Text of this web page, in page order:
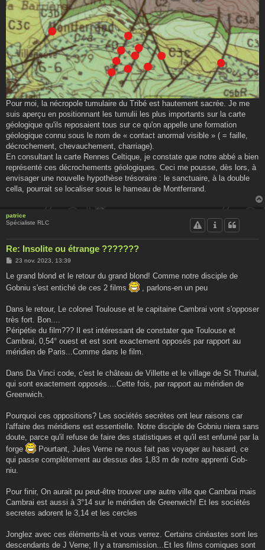
Pour moi, la nécropole tumulaire du Tribé est hautement sacrée. Je me
suis aperçu en positionnant les tumulii les plus importants sur la carte
géologique qu'ils reposaient tous sur ce qu'on appelle une formation
géologique connu sous le nom de « contact anormal visible » ( = faille,
décrochement, chevauchement, charriage).
En consultant la carte Rennes Celtique, je constate que notre abbé a bien
représenté ces décrochements géologiques. Ceci me pousse, dès lors, à
envisager une nouvelle hypothèse trésoraire : le sanctuaire, à la double
cella, pourrait se localiser sous le hameau de Montferrand.
patrice
Spécialiste RLC
Re: Insolite ou étrange ???????
M
s
a
23 nov. 2023, 13:39
Le grand blond et le retour du grand blond! Comme notre disciple de
Gobniu s'est entiché de ces 2 films
, parlons-en un peu
Dans le retour, Le colonel Toulouse et le capitaine Cambrai vont s'opposer
très fort. Bon....
Péripétie du film??? Il est intéressant de constater que Toulouse et
Cambrai, 0,54° ouest et est sont exactement opposés par rapport au
méridien de Paris...Comme dans le film.
Dans Da Vinci code, c'est le château de Villette et le village de St Thurial,
qui sont exactement opposés....Cette fois, par rapport au méridien de
Greenwich.
Pourquoi ces oppositions? Les sociétés secrètes ont leur raisons car
l'affaire des méridiens est essentielle. Notre disciple de Gobniu niera sans
doute, parce qu'il refuse de faire des statistiques et qu'il est enfumé par la
forge
Pourtant, Jules Verne ne nous fait pas voyager au hasard, ce
qui passe complètement au dessus des 1,83 m de notre apprenti Gob-
niu.
Pour finir, On aurait pu peut-être trouver une autre ville que Cambrai mais
Cambrai est aussi à 3°14 sur le méridien de Greenwich! Et les sociétés
secretes adorent le 3,14 et les cercles
Jonglez avec ces éléments-là et vous verrez. Certains cinéastes sont les
descendants de J Verne; Il y a transmission...Et les films comiques sont